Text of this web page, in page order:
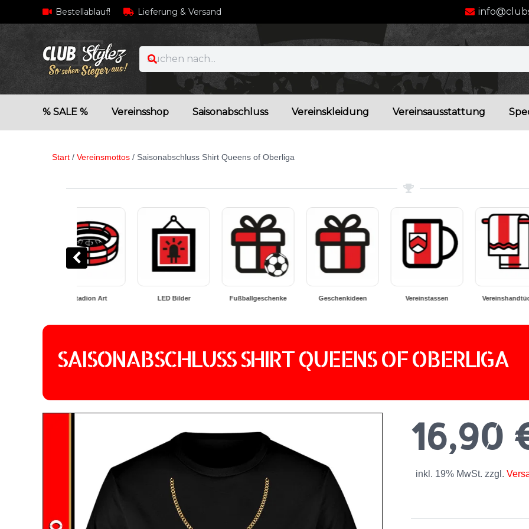
Bestellablauf! Lieferung & Versand
% SALE % Vereinsshop Saisonabschluss Vereinskleidung Vereinsausstattung
Start / Vereinsmottos / Saisonabschluss Shirt Queens of Oberliga
Fußballgeschenke Geschenkideen Vereinstassen Vereinshandtücher Badeschuhe
SAISONABSCHLUSS SHIRT QUEENS OF OBERLIGA
16,90
inkl. 19% MwSt. zzgl.